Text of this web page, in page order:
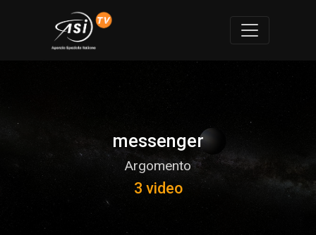
messenger
Argomento
3 video